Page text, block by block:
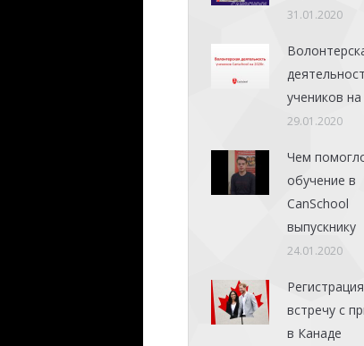
31.01.2020
учеников на
29.01.2020
Чем
обучение в
CanSchool
выпускнику
24.01.2020
встречу с
в Канаде